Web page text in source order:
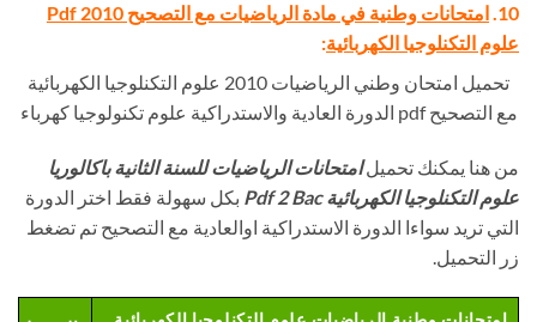
10.
امتحانات وطنية في مادة الرياضيات مع التصحيح Pdf 2010
علوم التكنلوجيا الكهربائية:
تحميل امتحان وطني الرياضيات 2010 علوم التكنلوجيا الكهربائية
مع التصحيح pdf الدورة العادية والاستدراكية علوم تكنولوجيا كهرباء
من هنا يمكنك تحميلامتحانات الرياضيات للسنة الثانية باكالوريا
علوم التكنلوجيا الكهربائية Pdf 2 Bac
بكل سهولة فقط اختر الدورة
التي تريد سواءا الدورة الاستدراكية اوالعادية مع التصحيح تم تضغط
زر التحميل.